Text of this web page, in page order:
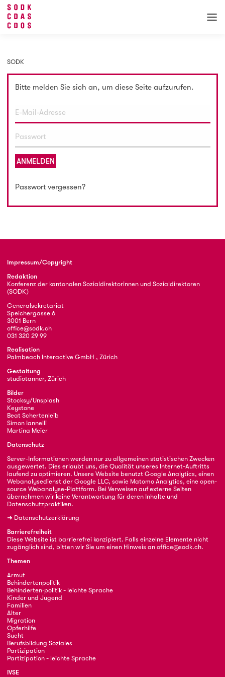
SODK
Bitte melden Sie sich an, um diese Seite aufzurufen.
ANMELDEN
Passwort vergessen?
Impressum/Copyright
Redaktion
Konferenz der kantonalen Sozialdirektorinnen und Sozialdirektoren
(SODK)
Generalsekretariat
Speichergasse 6
3001 Bern
office@sodk.ch
031 320 29 99
Realisation
Palmbeach Interactive GmbH , Zürich
Gestaltung
studiotanner, Zürich
Bilder
Stocksy/Unsplash
Keystone
Beat Schertenleib
Simon Iannelli
Martina Meier
Datenschutz
Server-Informationen werden nur zu allgemeinen statistischen Zwecken
ausgewertet. Dies erlaubt uns, die Qualität unseres Internet-Auftritts
laufend zu optimieren. Unsere Website benutzt Google Analytics, einen
Webanalysedienst der Google LLC, sowie Matomo Analytics, eine open-
source Webanalyse-Plattform. Bei Verweisen auf externe Seiten
übernehmen wir keine Verantwortung für deren Inhalte und
Datenschutzpraktiken.
➜ Datenschutzerklärung
Barrierefreiheit
Diese Website ist barrierefrei konzipiert. Falls einzelne Elemente nicht
zugänglich sind, bitten wir Sie um einen Hinweis an office@sodk.ch.
Themen
Armut
Behindertenpolitik
Behinderten·politik - leichte Sprache
Kinder und Jugend
Familien
Alter
Migration
Opferhilfe
Sucht
Berufsbildung Soziales
Partizipation
Partizipation - leichte Sprache
IVSE